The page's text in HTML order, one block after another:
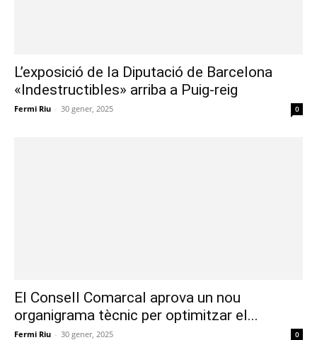
L’exposició de la Diputació de Barcelona
«Indestructibles» arriba a Puig-reig
Fermi Riu - 30 gener, 2025 0
El Consell Comarcal aprova un nou
organigrama tècnic per optimitzar el...
Fermi Riu - 30 gener, 2025 0